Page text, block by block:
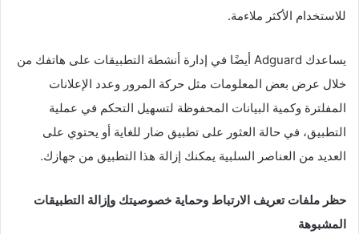
للاستخدام الأكثر ملاءمة.
يساعدك Adguard أيضًا في إدارة أنشطة التطبيقات على هاتفك من
خلال عرض بعض المعلومات مثل حركة المرور وعدد الإعلانات
المفلترة وكمية البيانات المحفوظة لتسهيل التحكم في عملية
التطبيق، في حالة العثور على تطبيق ضار للغاية أو يحتوي على
العديد من العناصر السلبية يمكنك إزالة هذا التطبيق من جهازك.
حظر ملفات تعريف الارتباط وحماية خصوصيتك وإزالة التطبيقات
المشبوهة